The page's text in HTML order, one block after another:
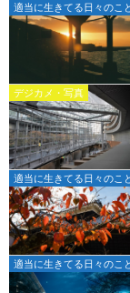
適当に生きてる日々のこ
デジカメ・写真
適当に生きてる日々のこ
適当に生きてる日々のこ